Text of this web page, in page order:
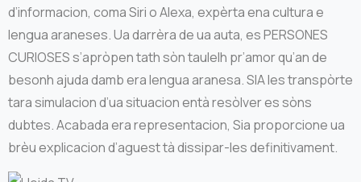
d’informacion, coma Siri o Alexa, expèrta ena cultura e
lengua araneses. Ua darrèra de ua auta, es PERSONES
CURIOSES s’apròpen tath sòn taulelh pr’amor qu’an de
besonh ajuda damb era lengua aranesa. SIA les transpòrte
tara simulacion d’ua situacion entà resòlver es sòns
dubtes. Acabada era representacion, Sia proporcione ua
brèu explicacion d’aguest tà dissipar-les definitivament.